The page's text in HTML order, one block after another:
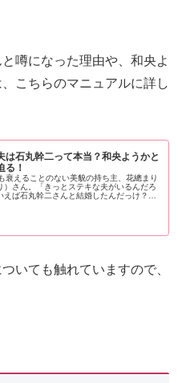
噂になった理由や、和央よ
こちらのマニュアルに詳し
は石丸幹二って本当？和央ようかと
る！
衰えることのない美貌の持ち主、花總まり
）さん。「きっとステキな夫がいるんだろ
えば石丸幹二さんと結婚したんだっけ？」
いても触れていますので、